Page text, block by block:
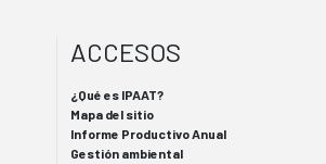
ACCESOS
¿Qué es IPAAT?
Mapa del sitio
Informe Productivo Anual
Gestión ambiental